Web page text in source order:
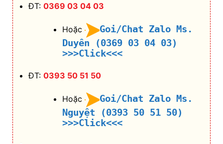
ĐT: 0369 03 04 03
Hoặc
Goi/Chat Zalo Ms.
Duyên (0369 03 04 03)
>>>Click<<<
ĐT: 0393 50 51 50
Hoặc
Goi/Chat Zalo Ms.
Nguyệt (0393 50 51 50)
>>>Click<<<